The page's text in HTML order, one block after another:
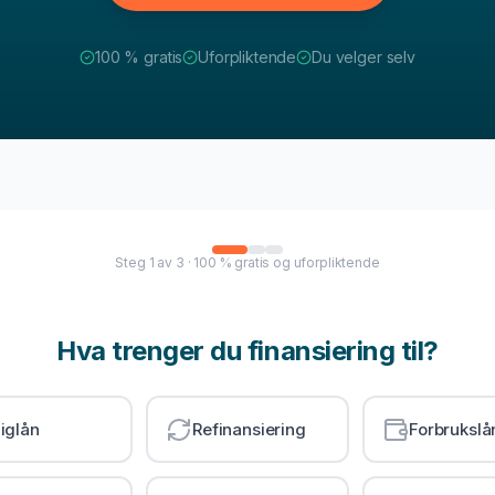
100 % gratis Uforpliktende Du velger selv
Steg 1 av 3 · 100 % gratis og uforpliktende
Hva trenger du finansiering til?
Refinansiering